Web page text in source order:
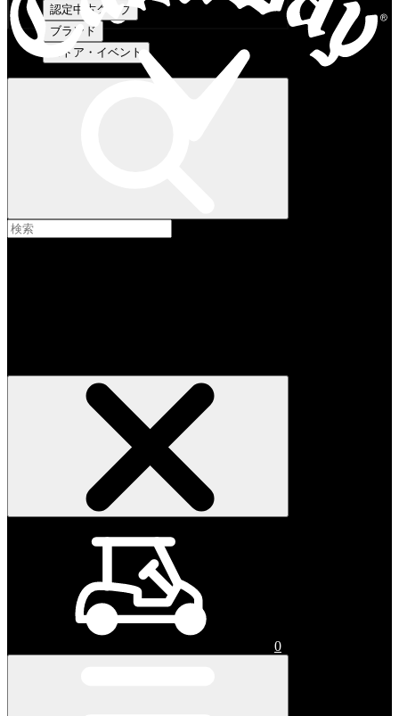
認定中古クラブ
ブランド
ストア・イベント
0